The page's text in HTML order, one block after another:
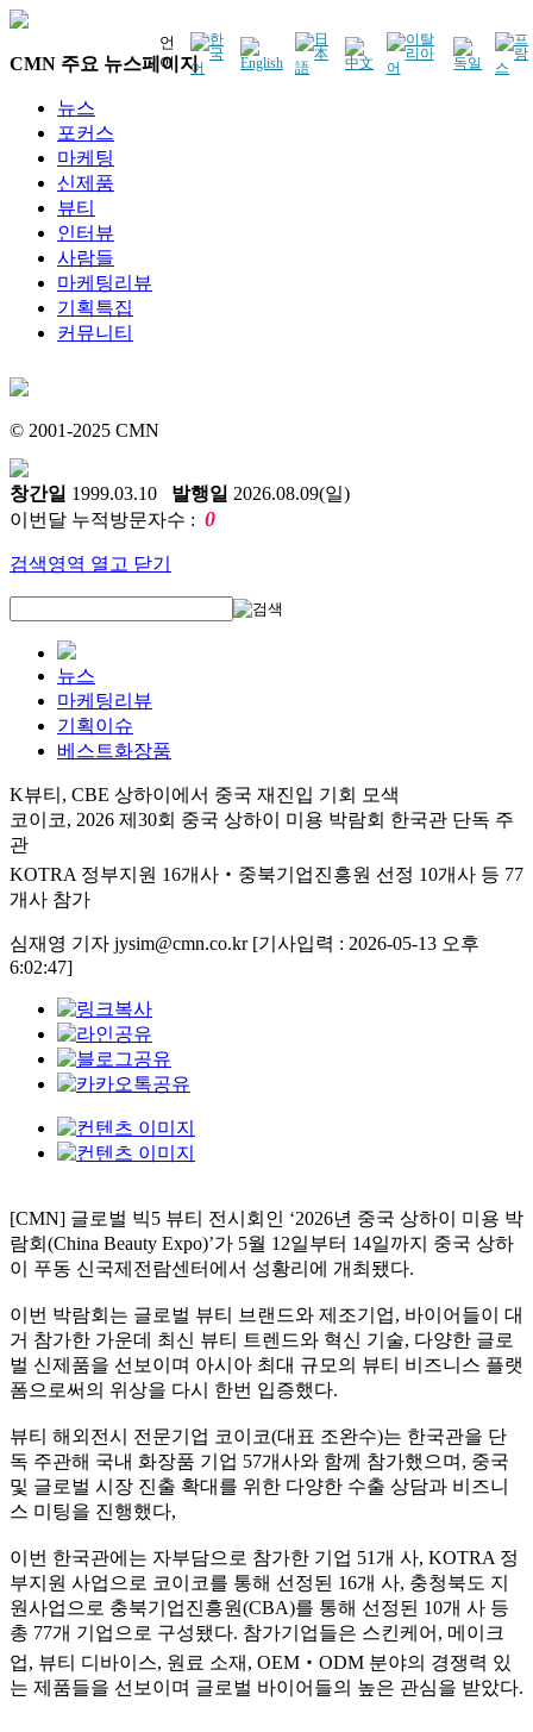
언
어
CMN 주요 뉴스페이지
뉴스
포커스
마케팅
신제품
뷰티
인터뷰
사람들
마케팅리뷰
기획특집
커뮤니티
© 2001-2025 CMN
창간일 1999.03.10 발행일 2026.08.09(일)
이번달 누적방문자수 : 0
검색영역 열고 닫기
뉴스
마케팅리뷰
기획이슈
베스트화장품
K뷰티, CBE 상하이에서 중국 재진입 기회 모색
코이코, 2026 제30회 중국 상하이 미용 박람회 한국관 단독 주
관
KOTRA 정부지원 16개사‧중북기업진흥원 선정 10개사 등 77
개사 참가
심재영 기자 jysim@cmn.co.kr [기사입력 : 2026-05-13 오후
6:02:47]
[CMN] 글로벌 빅5 뷰티 전시회인 ‘2026년 중국 상하이 미용 박
람회(China Beauty Expo)’가 5월 12일부터 14일까지 중국 상하
이 푸동 신국제전람센터에서 성황리에 개최됐다.
이번 박람회는 글로벌 뷰티 브랜드와 제조기업, 바이어들이 대
거 참가한 가운데 최신 뷰티 트렌드와 혁신 기술, 다양한 글로
벌 신제품을 선보이며 아시아 최대 규모의 뷰티 비즈니스 플랫
폼으로써의 위상을 다시 한번 입증했다.
뷰티 해외전시 전문기업 코이코(대표 조완수)는 한국관을 단
독 주관해 국내 화장품 기업 57개사와 함께 참가했으며, 중국
및 글로벌 시장 진출 확대를 위한 다양한 수출 상담과 비즈니
스 미팅을 진행했다,
이번 한국관에는 자부담으로 참가한 기업 51개 사, KOTRA 정
부지원 사업으로 코이코를 통해 선정된 16개 사, 충청북도 지
원사업으로 충북기업진흥원(CBA)를 통해 선정된 10개 사 등
총 77개 기업으로 구성됐다. 참가기업들은 스킨케어, 메이크
업, 뷰티 디바이스, 원료 소재, OEM‧ODM 분야의 경쟁력 있
는 제품들을 선보이며 글로벌 바이어들의 높은 관심을 받았다.